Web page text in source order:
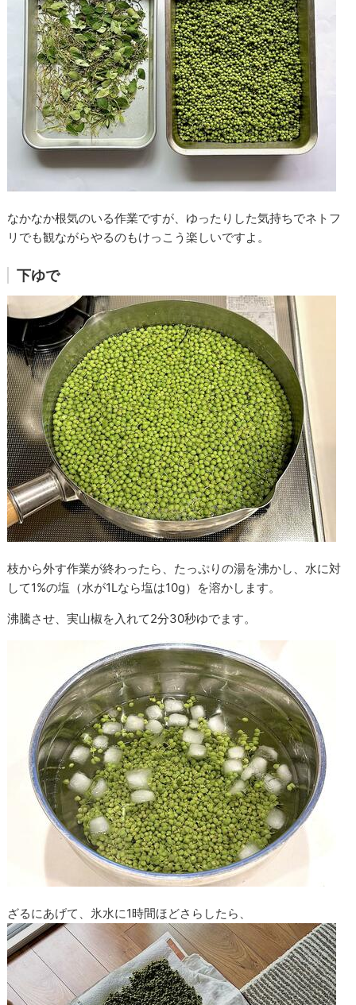
なかなか根気のいる作業ですが、ゆったりした気持ちでネトフ
リでも観ながらやるのもけっこう楽しいですよ。
下ゆで
枝から外す作業が終わったら、たっぷりの湯を沸かし、水に対
して1%の塩（水が1Lなら塩は10g）を溶かします。
沸騰させ、実山椒を入れて2分30秒ゆでます。
ざるにあげて、氷水に1時間ほどさらしたら、